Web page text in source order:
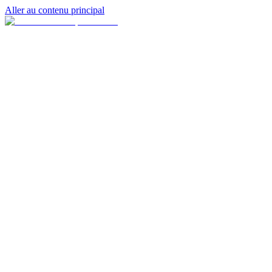
Aller au contenu principal